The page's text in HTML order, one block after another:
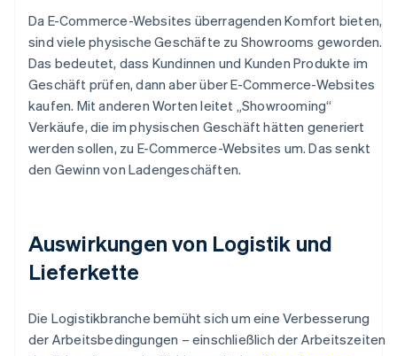
Da E-Commerce-Websites überragenden Komfort bieten,
sind viele physische Geschäfte zu Showrooms geworden.
Das bedeutet, dass Kundinnen und Kunden Produkte im
Geschäft prüfen, dann aber über E-Commerce-Websites
kaufen. Mit anderen Worten leitet „Showrooming“
Verkäufe, die im physischen Geschäft hätten generiert
werden sollen, zu E-Commerce-Websites um. Das senkt
den Gewinn von Ladengeschäften.
Auswirkungen von Logistik und
Lieferkette
Die Logistikbranche bemüht sich um eine Verbesserung
der Arbeitsbedingungen – einschließlich der Arbeitszeiten